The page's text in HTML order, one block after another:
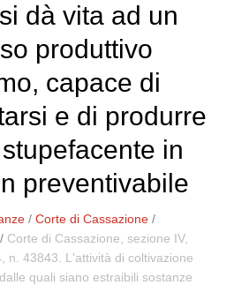
dà vita ad un
produttivo
capace di
e di produrre
in
preventivabile
/Corte di Cassazione /
/ Corte di Cassazione, sezione IV,
n. 43843. L'attività di coltivazione
quali siano estraibili sostanze